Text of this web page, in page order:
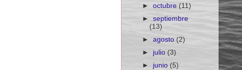
►octubre (11)
►septiembre
(13)
►agosto(2)
► julio (3)
► junio (5)